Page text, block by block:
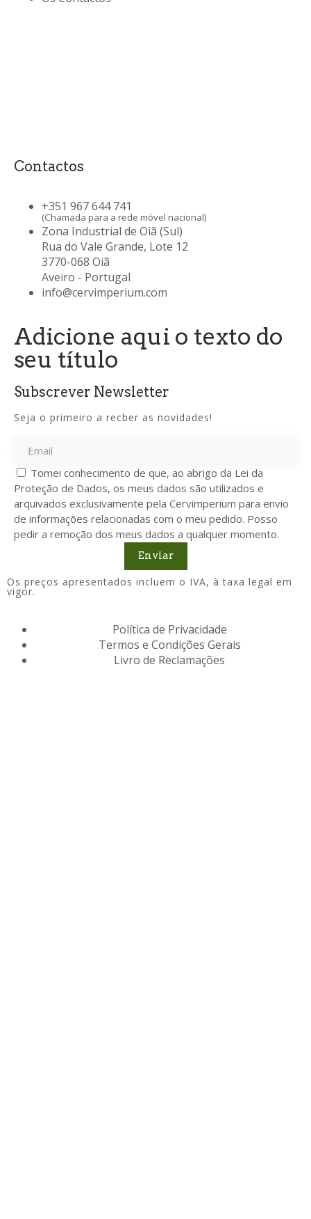
Contactos
+351 967 644 741
(Chamada para a rede móvel nacional)
Zona Industrial de Oiã (Sul)
Rua do Vale Grande, Lote 12
3770-068 Oiã
Aveiro - Portugal
info@cervimperium.com
Adicione aqui o texto do
seu título
Subscrever Newsletter
Seja o primeiro a recber as novidades!
Tomei conhecimento de que, ao abrigo da Lei da
Proteção de Dados, os meus dados são utilizados e
arquivados exclusivamente pela Cervimperium para envio
de informações relacionadas com o meu pedido. Posso
pedir a remoção dos meus dados a qualquer momento.
Enviar
Os preços apresentados incluem o IVA, à taxa legal em
vigor.
Política de Privacidade
Termos e Condições Gerais
Livro de Reclamações